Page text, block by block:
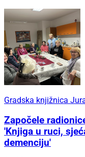
Gradska knjižnica
Započele
'Knjiga u ruci,
demenciju'